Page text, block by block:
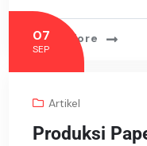
Read More
07
SEP
Artikel
Produksi